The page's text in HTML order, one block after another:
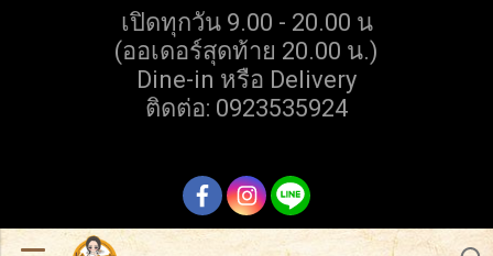
เปิดทุกวัน 9.00 - 20.00 น
(ออเดอร์สุดท้าย 20.00 น.)
Dine-in หรือ Delivery
ติดต่อ: 0923535924